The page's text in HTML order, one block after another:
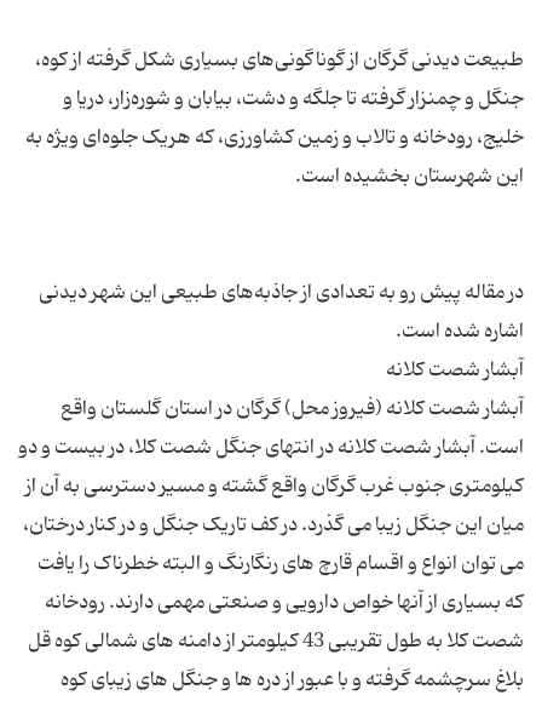
طبیعت دیدنی گرگان از گوناگونی‌های بسیاری شکل گرفته از کوه،
جنگل و چمنزار گرفته تا جلگه و دشت، بیابان و شوره‌زار، دریا و
خلیج، رودخانه و تالاب و زمین کشاورزی، که هریک جلوه‌ای ویژه به
در مقاله پیش رو به تعدادی از جاذبه‌های طبیعی این شهر دیدنی
آبشار شصت کلانه (فیروز محل) گرگان در استان گلستان واقع
است. آبشار شصت کلانه در انتهای جنگل شصت کلا، در بیست و دو
کیلومتری جنوب غرب گرگان واقع گشته و مسیر دسترسی به آن از
میان این جنگل زیبا می گذرد. در کف تاریک جنگل و در کنار درختان،
می توان انواع و اقسام قارچ های رنگارنگ و البته خطرناک را یافت
که بسیاری از آنها خواص دارویی و صنعتی مهمی دارند. رودخانه
شصت کلا به طول تقریبی 43 کیلومتر از دامنه های شمالی کوه قل
بلاغ سرچشمه گرفته و با عبور از دره ها و جنگل های زیبای کوه